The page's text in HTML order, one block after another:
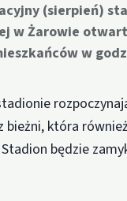
(sierpień)
w Żarowie
w
bieżni, która
będzie